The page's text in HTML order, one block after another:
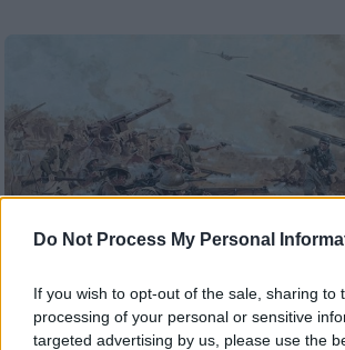
Do Not Process My Personal
If you wish to opt-out of the sale, sharing to
processing of your personal or sensitive
targeted advertising by us, please use the